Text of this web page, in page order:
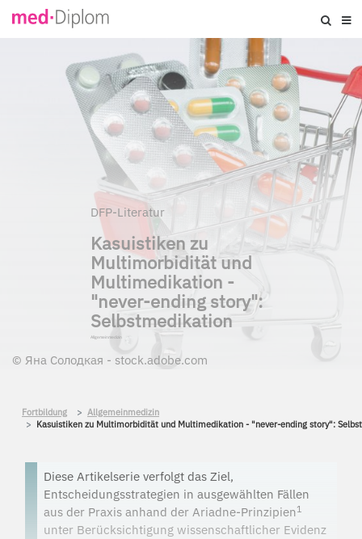
© Яна Солодкая - stock.adobe.com
DFP-Literatur
Kasuistiken zu
Multimorbidität und
Multimedikation -
"never-ending story":
Selbstmedikation
Allgemeinmedizin
Fortbildung
Allgemeinmedizin
Kasuistiken zu Multimorbidität und Multimedikation - "never-ending story":
Diese Artikelserie verfolgt das Ziel,
Entscheidungsstrategien in ausgewählten Fällen
aus der Praxis anhand der Ariadne-Prinzipien1
unter Berücksichtigung wissenschaftlicher Evidenz